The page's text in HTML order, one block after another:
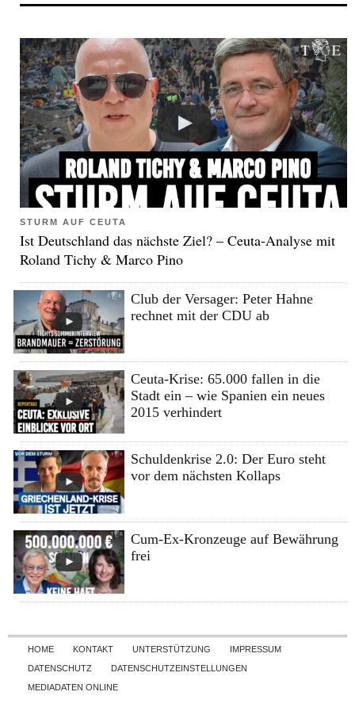
STURM AUF CEUTA
Ist Deutschland das nächste Ziel? – Ceuta-Analyse mit
Roland Tichy & Marco Pino
Club der Versager: Peter Hahne
rechnet mit der CDU ab
Ceuta-Krise: 65.000 fallen in die
Stadt ein – wie Spanien ein neues
2015 verhindert
Schuldenkrise 2.0: Der Euro steht
vor dem nächsten Kollaps
Cum-Ex-Kronzeuge auf Bewährung
frei
Skip to content
HOME KONTAKT UNTERSTÜTZUNG
IMPRESSUM
DATENSCHUTZ
DATENSCHUTZEINSTELLUNGEN
MEDIADATEN ONLINE